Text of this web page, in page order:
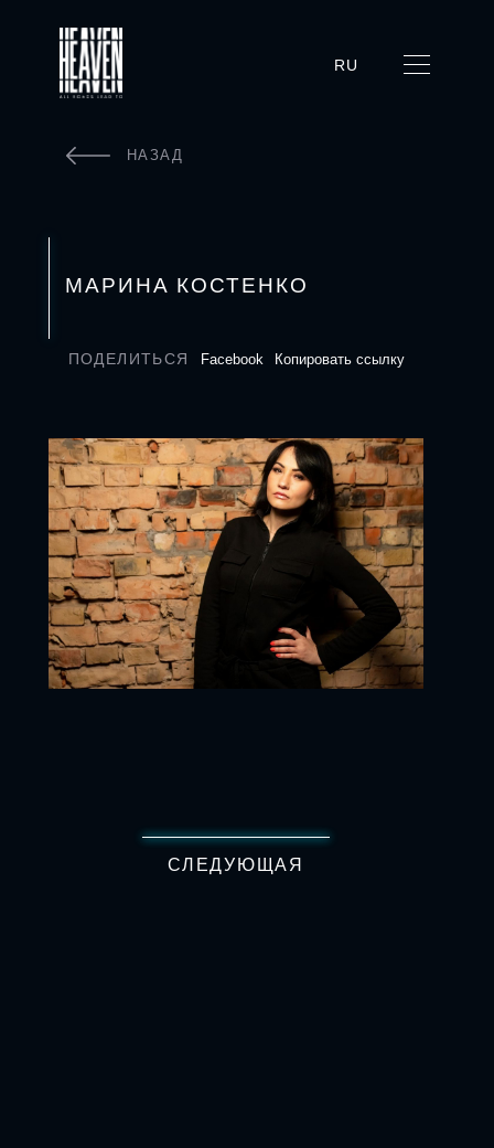
RU
НАЗАД
МАРИНА КОСТЕНКО
ПОДЕЛИТЬСЯ Facebook Копировать ссылку
СЛЕДУЮЩАЯ